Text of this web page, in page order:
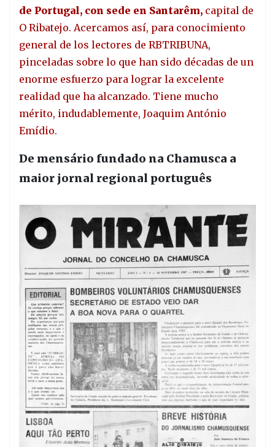
de Portugal, con sede en Santarêm, capital de
O Ribatejo. Acercamos así, para conocimiento
general de los lectores de RBTRIBUNA,
pinceladas sobre lo que han sido décadas de un
enorme esfuerzo para lograr la excelente
realidad que ha alcanzado. Tiene mucho
mérito, indudablemente, Joaquim António
Emídio.
De mensário fundado na Chamusca a
maior jornal regional português